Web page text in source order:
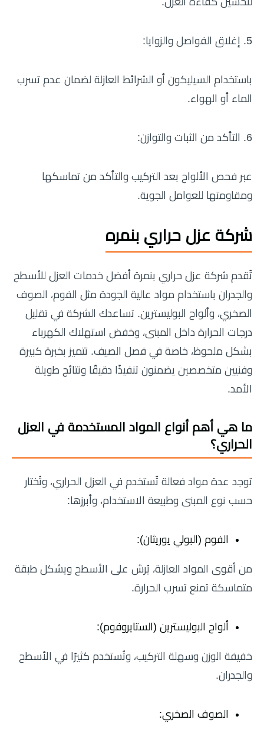
5. إغلاق الفواصل والزوايا:
باستخدام السيليكون أو الشرائط العازلة لضمان عدم تسرب
الماء أو الهواء.
6. التأكد من الثبات والتوازن:
عبر فحص الألواح بعد التركيب والتأكد من تماسكها
ومقاومتها للعوامل الجوية.
شركة عزل حراري بنمره
تُقدم شركة عزل حراري بنمرة أفضل خدمات العزل للأسطح
والجدران باستخدام مواد عالية الجودة مثل الفوم، الصوف
الصخري، وألواح البوليسترين. تساعدك الشركة في تقليل
درجات الحرارة داخل المبنى، وخفض استهلاك الكهرباء
بشكل ملحوظ، خاصة في فصل الصيف. تتميز بخبرة كبيرة
وفنيين متخصصين يضمنون تنفيذًا دقيقًا ونتائج طويلة
الأمد.
ما هي أهم أنواع المواد المستخدمة في العزل
الحراري؟
توجد عدة مواد فعالة تُستخدم في العزل الحراري، وتُختار
حسب نوع المبنى وطبيعة الاستخدام، وأبرزها:
الفوم (البولي يوريثان):
من أقوى المواد العازلة، يُرش على الأسطح ويشكل طبقة
متماسكة تمنع تسرب الحرارة.
ألواح البوليسترين (الستايروفوم):
خفيفة الوزن وسهلة التركيب، وتُستخدم كثيرًا في الأسطح
والجدران.
الصوف الصخري: